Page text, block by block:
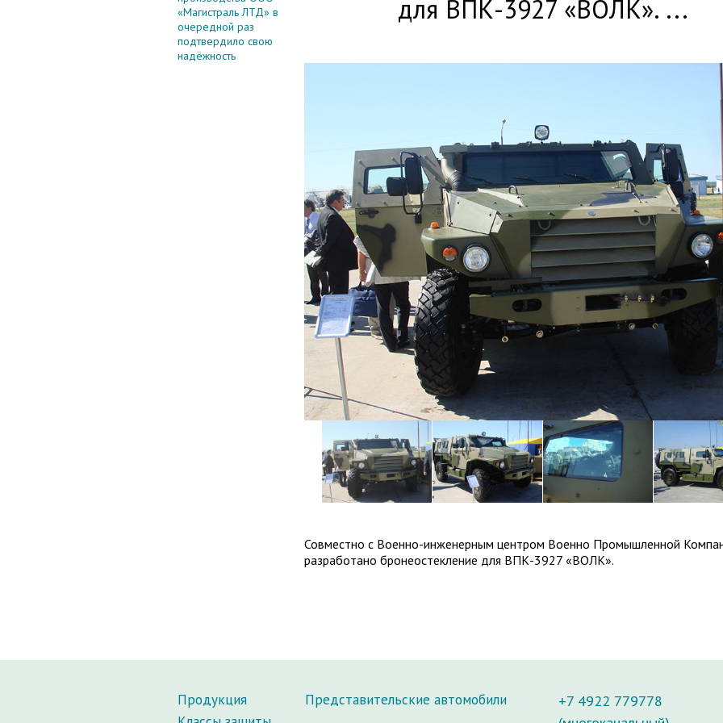
«Магистраль ЛТД» в
очередной раз
подтвердило свою
надёжность
для ВПК-3927 «ВОЛК». ...
Совместно с Военно-инженерным центром Военно Промышленной
разработано бронеостекление для ВПК-3927 «ВОЛК».
Продукция
Представительские автомобили
+7 4922 779778